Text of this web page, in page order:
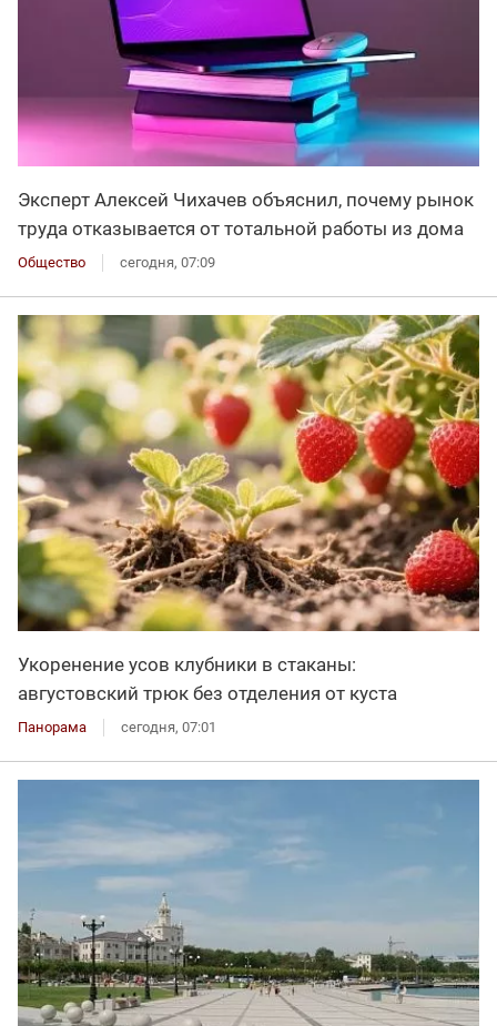
Эксперт Алексей Чихачев объяснил, почему рынок
труда отказывается от тотальной работы из дома
Общество сегодня, 07:09
Укоренение усов клубники в стаканы:
августовский трюк без отделения от куста
Панорама сегодня, 07:01